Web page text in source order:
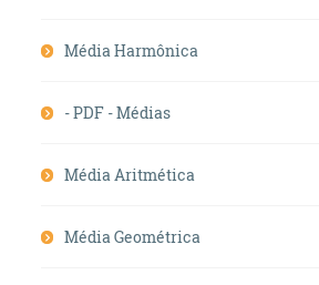
Média Harmônica
- PDF - Médias
Média Aritmética
Média Geométrica